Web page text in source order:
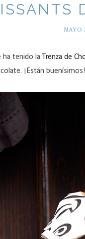
MAYO
ha tenido laTrenza de
¡Están